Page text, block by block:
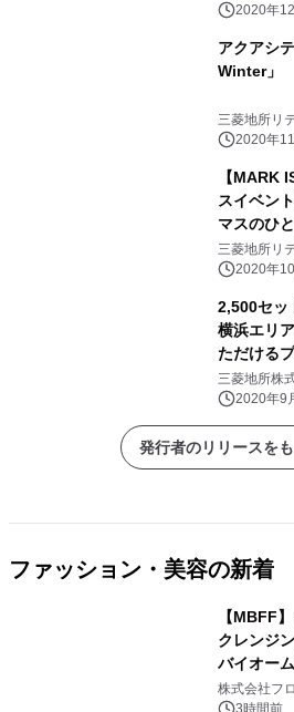
台場＝
2020年
アクアシ
Winter」
三菱地所リ
2020年
【MARK
スイベン
マスのひ
『HEART
TREE』が
三菱地所リ
2020年
2,500セッ
横浜エリ
ただける
EAT』を
三菱地所株
ル 株式会社
株式会社
式会社
2020年9
発行者のリリースを
ファッション・美容の新着
【MBFF
クレンジ
バイオー
クレンジ
株式会社フ
3時間前